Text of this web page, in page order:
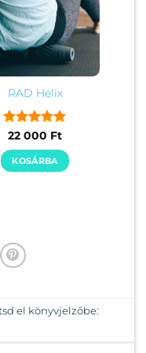
RAD Helix
Értékelés:5
/ 5
22 000 Ft
KOSÁRBA
el könyvjelzőbe: